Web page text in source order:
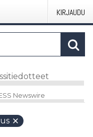
KIRJAUDU
Newswire